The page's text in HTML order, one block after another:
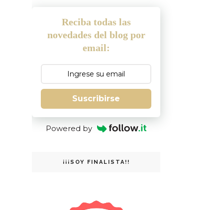
Reciba todas las
novedades del blog por
email:
Suscribirse
Powered by
¡¡¡SOY FINALISTA!!